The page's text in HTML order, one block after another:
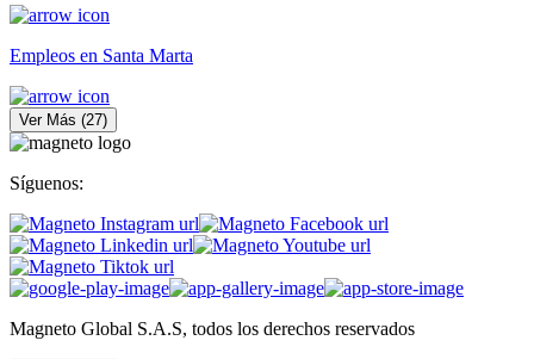
Empleos en Santa Marta
Ver Más (27)
Síguenos:
Magneto Global S.A.S, todos los derechos reservados